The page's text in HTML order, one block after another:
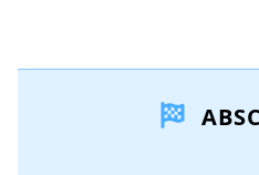
Kommentar